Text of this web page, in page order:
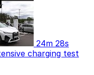
24m 28s
charging test